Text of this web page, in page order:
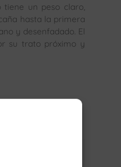
un peso claro,
hasta la primera
y desenfadado. El
su trato próximo y